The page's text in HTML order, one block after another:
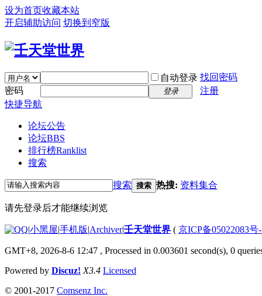
设为首页收藏本站
开启辅助访问 切换到窄版
自动登录 找回密码
密码
登录
注册
快捷导航
论坛公告
论坛BBS
排行榜Ranklist
搜索
搜索 搜索 热搜: 资料集合
请先登录后才能继续浏览
|小黑屋|手机版|Archiver|壬天堂世界 ( 京ICP备05022083号
GMT+8, 2026-8-6 12:47 , Processed in 0.003601 second(s), 0
Powered by Discuz! X3.4 Licensed
© 2001-2017 Comsenz Inc.